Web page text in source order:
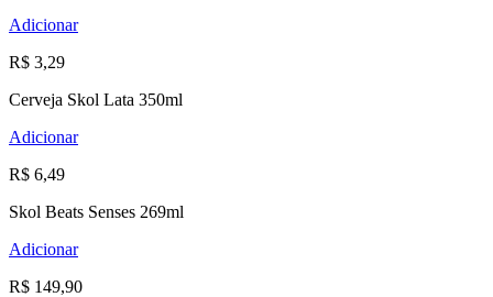
Adicionar
R$ 3,29
Cerveja Skol Lata 350ml
Adicionar
R$ 6,49
Skol Beats Senses 269ml
Adicionar
R$ 149,90